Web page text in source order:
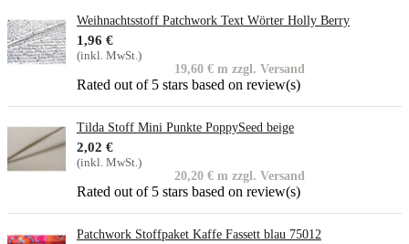
Weihnachtsstoff Patchwork Text Wörter Holly Berry
1,96 €
(inkl. MwSt.)
19,60 € m zzgl. Versand
Rated out of 5 stars based on review(s)
Tilda Stoff Mini Punkte PoppySeed beige
2,02 €
(inkl. MwSt.)
20,20 € m zzgl. Versand
Rated out of 5 stars based on review(s)
Patchwork Stoffpaket Kaffe Fassett blau 75012